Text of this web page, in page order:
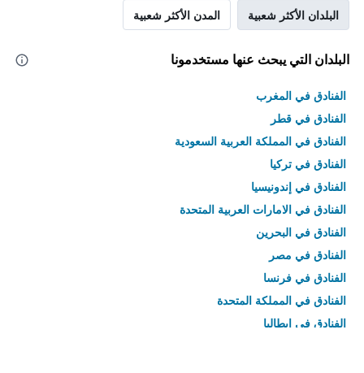
البلدان الأكثر شعبية المدن الأكثر شعبية
البلدان التي يبحث عنها مستخدمونا
الفنادق في المغرب
الفنادق في قطر
الفنادق في المملكة العربية السعودية
الفنادق في تركيا
الفنادق في إندونيسيا
الفنادق في الامارات العربية المتحدة
الفنادق في البحرين
الفنادق في مصر
الفنادق في فرنسا
الفنادق في المملكة المتحدة
الفنادق في إيطاليا